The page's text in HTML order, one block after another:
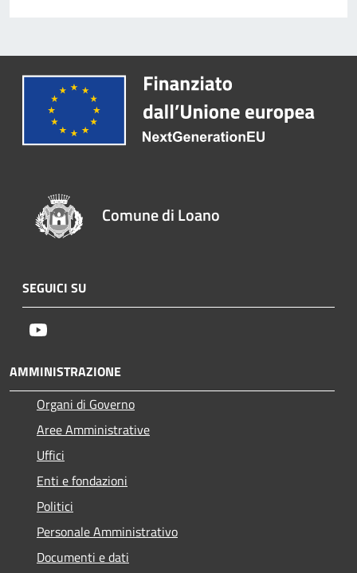
Comune di Loano
SEGUICI SU
AMMINISTRAZIONE
Organi di Governo
Aree Amministrative
Uffici
Enti e fondazioni
Politici
Personale Amministrativo
Documenti e dati